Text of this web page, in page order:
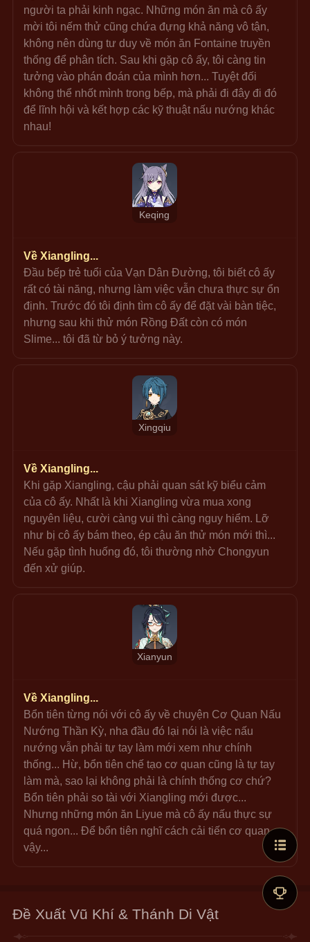
người ta phải kinh ngạc. Những món ăn mà cô ấy
mời tôi nếm thử cũng chứa đựng khả năng vô tận,
không nên dùng tư duy về món ăn Fontaine truyền
thống để phân tích. Sau khi gặp cô ấy, tôi càng tin
tưởng vào phán đoán của mình hơn... Tuyệt đối
không thể nhốt mình trong bếp, mà phải đi đây đi đó
để lĩnh hội và kết hợp các kỹ thuật nấu nướng khác
nhau!
Keqing
Về Xiangling...
Đầu bếp trẻ tuổi của Vạn Dân Đường, tôi biết cô ấy
rất có tài năng, nhưng làm việc vẫn chưa thực sự ổn
định. Trước đó tôi định tìm cô ấy để đặt vài bàn tiệc,
nhưng sau khi thử món Rồng Đất còn có món
Slime... tôi đã từ bỏ ý tưởng này.
Xingqiu
Về Xiangling...
Khi gặp Xiangling, cậu phải quan sát kỹ biểu cảm
của cô ấy. Nhất là khi Xiangling vừa mua xong
nguyên liệu, cười càng vui thì càng nguy hiểm. Lỡ
như bị cô ấy bám theo, ép cậu ăn thử món mới thì...
Nếu gặp tình huống đó, tôi thường nhờ Chongyun
đến xử giúp.
Xianyun
Về Xiangling...
Bổn tiên từng nói với cô ấy về chuyện Cơ Quan Nấu
Nướng Thần Kỳ, nha đầu đó lại nói là việc nấu
nướng vẫn phải tự tay làm mới xem như chính
thống... Hừ, bổn tiên chế tạo cơ quan cũng là tự tay
làm mà, sao lại không phải là chính thống cơ chứ?
Bổn tiên phải so tài với Xiangling mới được...
Nhưng những món ăn Liyue mà cô ấy nấu thực sự
quá ngon... Để bổn tiên nghĩ cách cải tiến cơ quan
vậy...
Đề Xuất Vũ Khí & Thánh Di Vật